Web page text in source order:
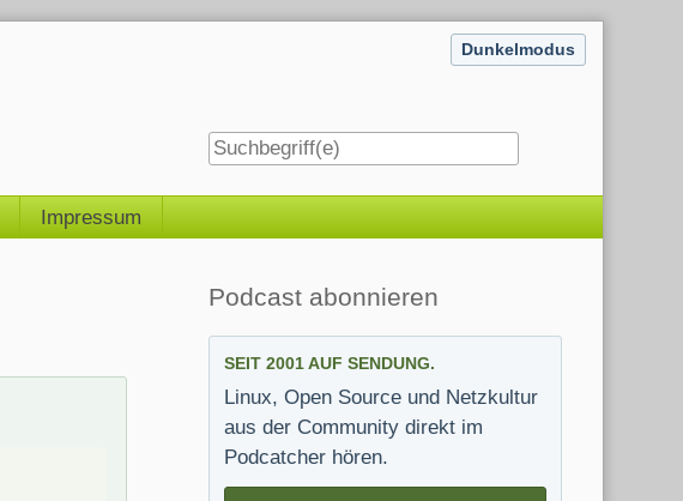
Dunkelmodus
Impressum
Seitenleiste
Podcast abonnieren
SEIT 2001 AUF SENDUNG.
Linux, Open Source und Netzkultur
aus der Community direkt im
Podcatcher hören.